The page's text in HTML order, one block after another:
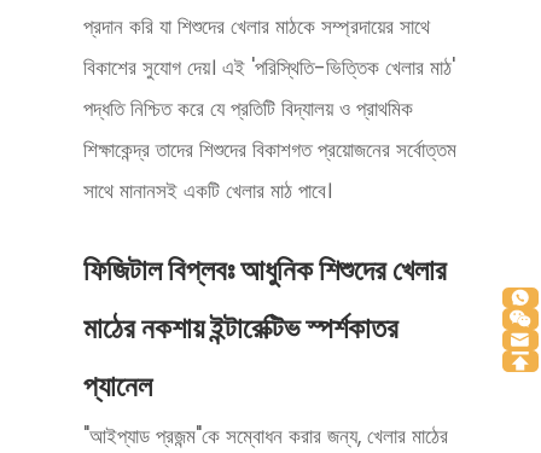
প্রদান করি যা শিশুদের খেলার মাঠকে সম্প্রদায়ের সাথে
বিকাশের সুযোগ দেয়। এই 'পরিস্থিতি-ভিত্তিক খেলার মাঠ'
পদ্ধতি নিশ্চিত করে যে প্রতিটি বিদ্যালয় ও প্রাথমিক
শিক্ষাকেন্দ্র তাদের শিশুদের বিকাশগত প্রয়োজনের সর্বোত্তম
সাথে মানানসই একটি খেলার মাঠ পাবে।
ফিজিটাল বিপ্লবঃ আধুনিক শিশুদের খেলার
মাঠের নকশায় ইন্টারেক্টিভ স্পর্শকাতর
প্যানেল
"আইপ্যাড প্রজন্ম"কে সম্বোধন করার জন্য, খেলার মাঠের